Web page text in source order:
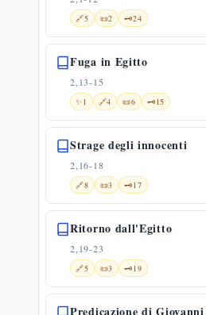
🔗5 📜2 🗝️24
Fuga in Egitto
2,13-15
✨1 🔗4 📜6 🗝️15
Strage degli innocenti
2,16-18
🔗8 📜3 🗝️17
Ritorno dall'Egitto
2,19-23
🔗5 📜3 🗝️19
Predicazione di